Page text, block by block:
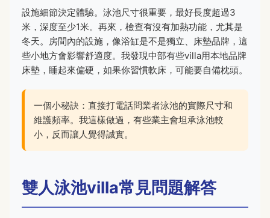
設施細節決定體驗。泳池尺寸很重要，最好長度超過3
米，深度至少1米。再來，檢查有沒有加熱功能，尤其是
冬天。房間內的設施，像浴缸是不是獨立、床墊品牌，這
些小地方會影響舒適度。我發現中部有些villa用本地品牌
床墊，睡起來偏硬，如果你習慣軟床，可能要自備枕頭。
一個小秘訣：直接打電話問業者泳池的實際尺寸和
維護頻率。我這樣做過，有些業主會坦承泳池較
小，反而讓人覺得誠實。
雙人泳池villa常見問題解答